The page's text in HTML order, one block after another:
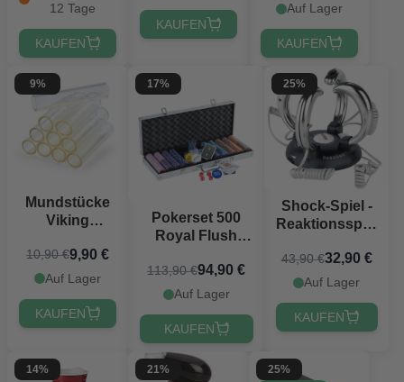
12 Tage
KAUFEN
KAUFEN
Auf Lager
KAUFEN
9%
Mundstücke
Viking
Bierpong 10x
10,90 €9,90 €
Auf Lager
KAUFEN
17%
Pokerset 500
Royal Flush
Aluminiumkoffer
High-Stakes
113,90 €94,90 €
Auf Lager
KAUFEN
25%
Shock-Spiel -
Reaktionsspiel
43,90 €32,90 €
Auf Lager
KAUFEN
14% 21%
25%